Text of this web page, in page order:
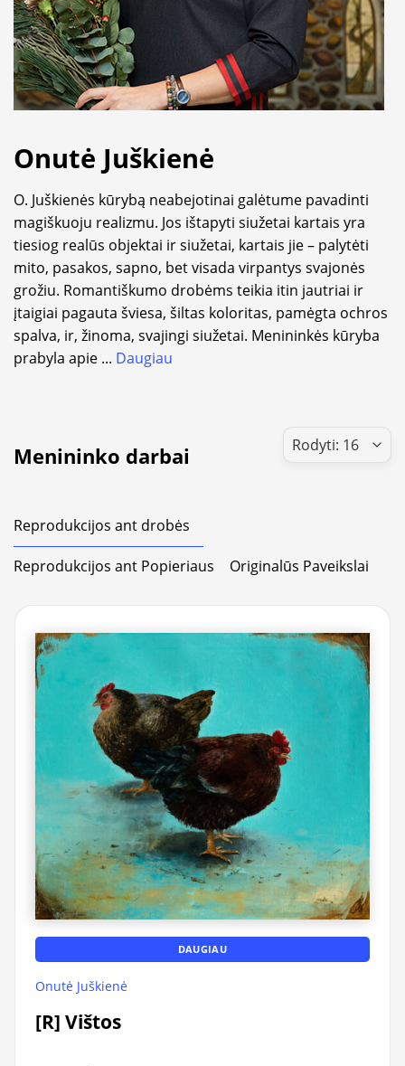
Onutė Juškienė
O. Juškienės kūrybą neabejotinai galėtume pavadinti
magiškuoju realizmu. Jos ištapyti siužetai kartais yra
tiesiog realūs objektai ir siužetai, kartais jie – palytėti
mito, pasakos, sapno, bet visada virpantys svajonės
grožiu. Romantiškumo drobėms teikia itin jautriai ir
įtaigiai pagauta šviesa, šiltas koloritas, pamėgta ochros
spalva, ir, žinoma, svajingi siužetai. Menininkės kūryba
prabyla apie ... Daugiau
Menininko darbai
Reprodukcijos ant drobės
Reprodukcijos ant Popieriaus Originalūs Paveikslai
DAUGIAU
Onutė Juškienė
[R] Vištos